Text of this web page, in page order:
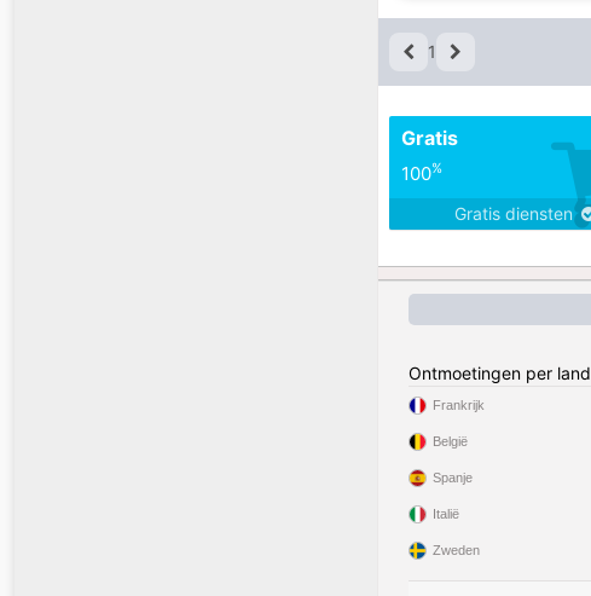
1
Gratis
100%
Gratis diensten
Ontmoetingen per land
Frankrijk
België
Spanje
Italië
Zweden